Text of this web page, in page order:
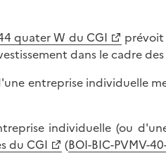
quater W du CGI
dans le cadre
entreprise individuelle
individuelle (ou
du CGI (BOI-BIC-PVMV-